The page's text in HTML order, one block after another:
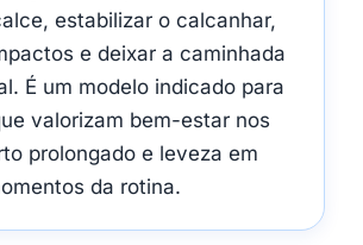
estabilizar o calcanhar,
e deixar a caminhada
É um modelo indicado para
valorizam bem-estar nos
prolongado e leveza em
da rotina.